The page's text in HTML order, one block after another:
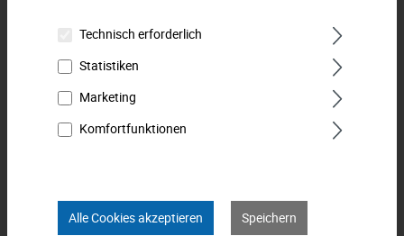
Steckschlüssel-Einsatz 6,3 mm (1/4") für
Außensechskantschrauben. Für Handbetätigung mit Knarre
Technische Daten
Technisch erforderlich
Statistiken
Marketing
Komfortfunktionen
Alle Cookies akzeptieren Speichern